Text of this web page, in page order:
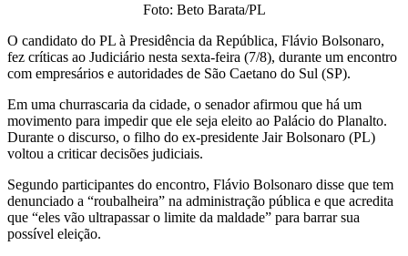
Foto: Beto Barata/PL
O candidato do PL à Presidência da República, Flávio Bolsonaro,
fez críticas ao Judiciário nesta sexta-feira (7/8), durante um encontro
com empresários e autoridades de São Caetano do Sul (SP).
Em uma churrascaria da cidade, o senador afirmou que há um
movimento para impedir que ele seja eleito ao Palácio do Planalto.
Durante o discurso, o filho do ex-presidente Jair Bolsonaro (PL)
voltou a criticar decisões judiciais.
Segundo participantes do encontro, Flávio Bolsonaro disse que tem
denunciado a “roubalheira” na administração pública e que acredita
que “eles vão ultrapassar o limite da maldade” para barrar sua
possível eleição.